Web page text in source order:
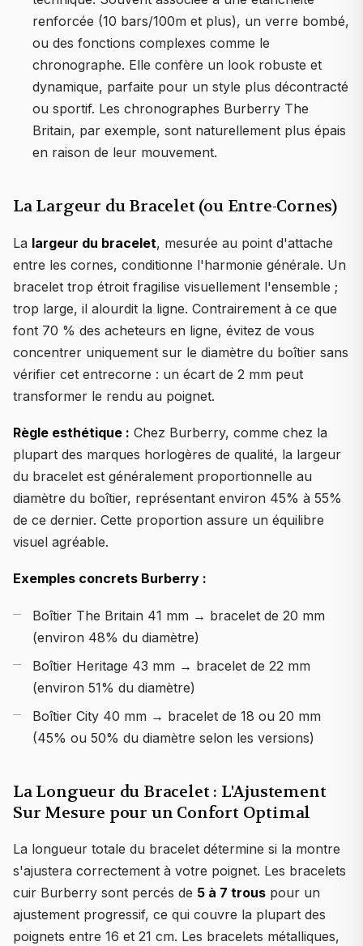
renforcée (10 bars/100m et plus), un verre bombé,
ou des fonctions complexes comme le
chronographe. Elle confère un look robuste et
dynamique, parfaite pour un style plus décontracté
ou sportif. Les chronographes Burberry The
Britain, par exemple, sont naturellement plus épais
en raison de leur mouvement.
La Largeur du Bracelet (ou Entre-Cornes)
La largeur du bracelet, mesurée au point d'attache
entre les cornes, conditionne l'harmonie générale. Un
bracelet trop étroit fragilise visuellement l'ensemble ;
trop large, il alourdit la ligne. Contrairement à ce que
font 70 % des acheteurs en ligne, évitez de vous
concentrer uniquement sur le diamètre du boîtier sans
vérifier cet entrecorne : un écart de 2 mm peut
transformer le rendu au poignet.
Règle esthétique : Chez Burberry, comme chez la
plupart des marques horlogères de qualité, la largeur
du bracelet est généralement proportionnelle au
diamètre du boîtier, représentant environ 45% à 55%
de ce dernier. Cette proportion assure un équilibre
visuel agréable.
Exemples concrets Burberry :
Boîtier The Britain 41 mm → bracelet de 20 mm
(environ 48% du diamètre)
Boîtier Heritage 43 mm → bracelet de 22 mm
(environ 51% du diamètre)
Boîtier City 40 mm → bracelet de 18 ou 20 mm
(45% ou 50% du diamètre selon les versions)
La Longueur du Bracelet : L'Ajustement
Sur Mesure pour un Confort Optimal
La longueur totale du bracelet détermine si la montre
s'ajustera correctement à votre poignet. Les bracelets
cuir Burberry sont percés de 5 à 7 trous pour un
ajustement progressif, ce qui couvre la plupart des
poignets entre 16 et 21 cm. Les bracelets métalliques,